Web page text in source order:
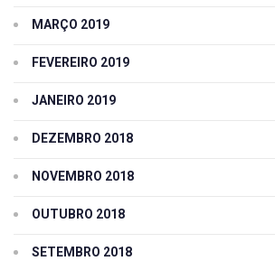
MARÇO 2019
FEVEREIRO 2019
JANEIRO 2019
DEZEMBRO 2018
NOVEMBRO 2018
OUTUBRO 2018
SETEMBRO 2018